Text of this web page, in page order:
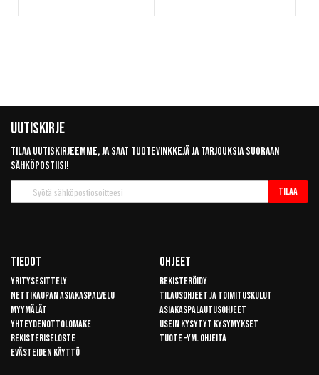
Uutiskirje
Tilaa uutiskirjeemme, ja saat tuotevinkkejä ja tarjouksia suoraan
sähköpostiisi!
uutiskirje
Tilaa
Tiedot
Yritysesittely
Nettikaupan asiakaspalvelu
Myymälät
Yhteydenottolomake
Rekisteriseloste
Evästeiden käyttö
Ohjeet
Rekisteröidy
Tilausohjeet ja toimituskulut
Asiakaspalautusohjeet
Usein kysytyt kysymykset
Tuote -ym. ohjeita